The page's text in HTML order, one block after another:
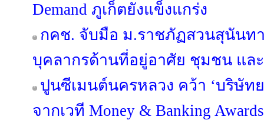
Demand ภูเก็ตยังแข็งแกร่ง
กคช. จับมือ ม.ราชภัฏสวนสุนัน
บุคลากรด้านที่อยู่อาศัย ชุมชน และ
ปูนซีเมนต์นครหลวง คว้า ‘บริษัท
จากเวที Money & Banking